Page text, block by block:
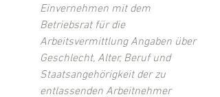
Einvernehmen mit dem
Betriebsrat für die
Arbeitsvermittlung Angaben über
Geschlecht, Alter, Beruf und
Staatsangehörigkeit der zu
entlassenden Arbeitnehmer